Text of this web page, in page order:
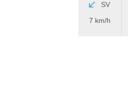
SV
7 km/h